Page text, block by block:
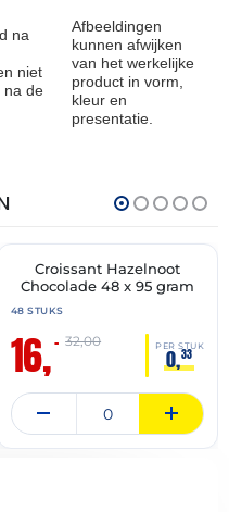
na
niet
na de
Afbeeldingen
kunnen afwijken
van het werkelijke
product in vorm,
kleur en
presentatie.
🔥 OP=OP
Croissant Hazelnoot
Chocolade 48 x 95 gram
48 STUKS
16,– PER STUK
0,33
32,00